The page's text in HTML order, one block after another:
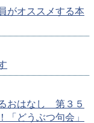
がオススメする本
おはなし 第３５
どうぶつ句会」